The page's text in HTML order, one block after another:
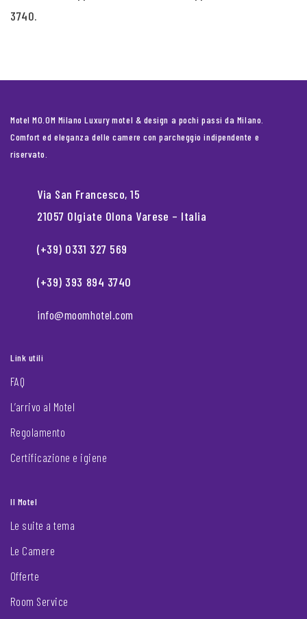
3740.
Motel MO.OM Milano Luxury motel & design a pochi passi da Milano.
Comfort ed eleganza delle camere con parcheggio indipendente e
riservato.
Via San Francesco, 15
21057 Olgiate Olona Varese – Italia
(+39) 0331 327 569
(+39) 393 894 3740
info@moomhotel.com
Link utili
FAQ
L’arrivo al Motel
Regolamento
Certificazione e igiene
Il Motel
Le suite a tema
Le Camere
Offerte
Room Service